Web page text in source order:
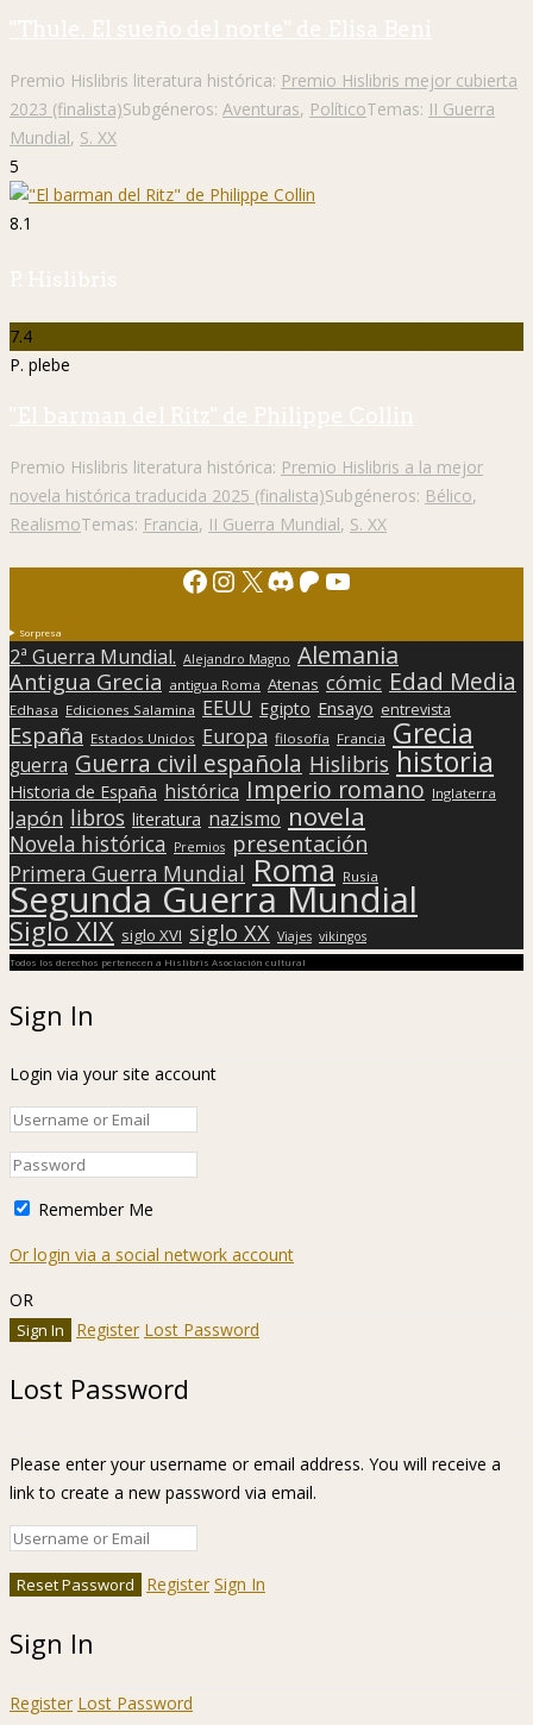
"Thule. El sueño del norte" de Elisa Beni
Premio Hislibris literatura histórica: Premio Hislibris mejor cubierta
2023 (finalista)Subgéneros: Aventuras, PolíticoTemas: II Guerra
Mundial, S. XX
5
8.1
P. Hislibris
7.4
P. plebe
"El barman del Ritz" de Philippe Collin
Premio Hislibris literatura histórica: Premio Hislibris a la mejor
novela histórica traducida 2025 (finalista)Subgéneros: Bélico,
RealismoTemas: Francia, II Guerra Mundial, S. XX
Facebook
Instagram
X Discord
Patreon
YouTube
Sorpresa
2ª Guerra Mundial. Alejandro Magno Alemania
Antigua Grecia antigua Roma Atenas cómic Edad Media
Edhasa Ediciones Salamina EEUU Egipto Ensayo entrevista
España Estados Unidos Europa filosofía Francia Grecia
guerra Guerra civil española Hislibris historia
Historia de España histórica Imperio romano Inglaterra
Japón libros literatura nazismo novela
Novela histórica Premios presentación
Primera Guerra Mundial Roma Rusia
Segunda Guerra Mundial
Siglo XIX siglo XVI siglo XX Viajes vikingos
Todos los derechos pertenecen a Hislibris Asociación cultural
Sign In
Login via your site account
Remember Me
Or login via a social network account
OR
Register Lost Password
Lost Password
Please enter your username or email address. You will receive a
link to create a new password via email.
Register Sign In
Sign In
Register Lost Password